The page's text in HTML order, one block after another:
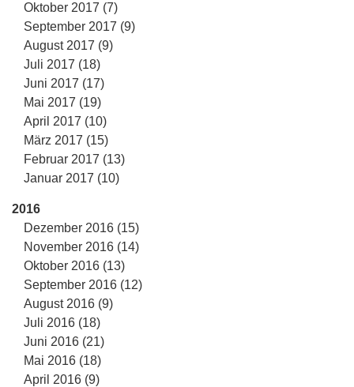
Oktober 2017 (7)
September 2017 (9)
August 2017 (9)
Juli 2017 (18)
Juni 2017 (17)
Mai 2017 (19)
April 2017 (10)
März 2017 (15)
Februar 2017 (13)
Januar 2017 (10)
2016
Dezember 2016 (15)
November 2016 (14)
Oktober 2016 (13)
September 2016 (12)
August 2016 (9)
Juli 2016 (18)
Juni 2016 (21)
Mai 2016 (18)
April 2016 (9)